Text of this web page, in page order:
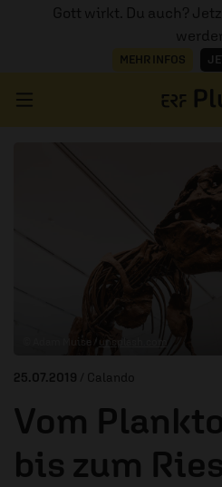
Gott wirkt. Du auch?
MEHR INFOS
unsplash.com
25.07.2019 / Calando
Vom
bis zum